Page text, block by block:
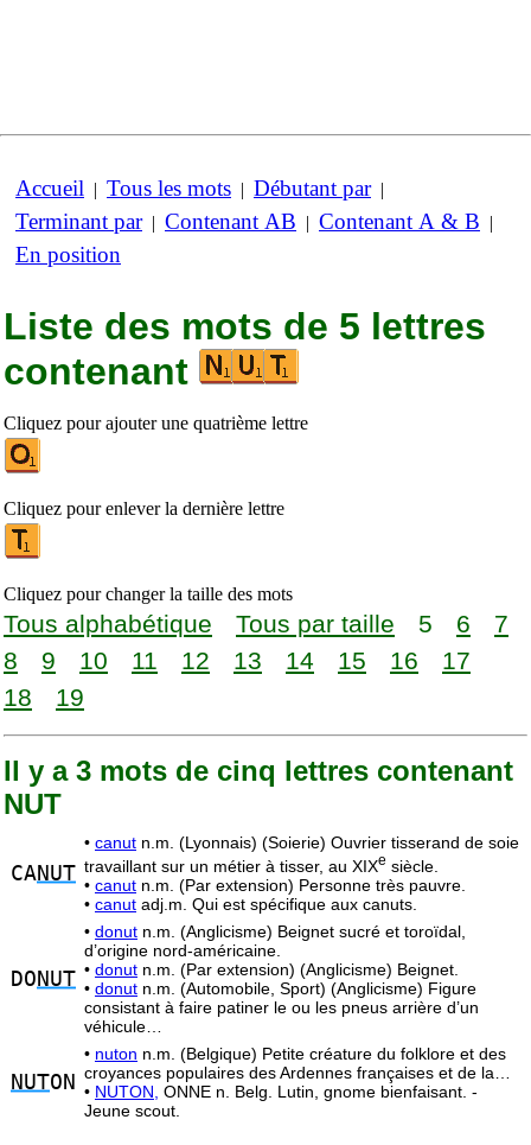
Accueil | Tous les mots | Débutant par|
Terminant par| Contenant AB | Contenant A & B |
En position
Liste des mots de 5 lettres
contenant
Cliquez pour ajouter une quatrième lettre
Cliquez pour enlever la dernière lettre
Cliquez pour changer la taille des mots
Tous alphabétique Tous par taille 5 6
7
8
9 10 11 12 13 14 15 16
17
18
19
Il y a 3 mots de cinq lettres contenant
NUT
CANUT
• canut n.m. (Lyonnais) (Soierie) Ouvrier tisserand de soie
travaillant sur un métier à tisser, au XIXe siècle.
• canut n.m. (Par extension) Personne très pauvre.
• canut adj.m. Qui est spécifique aux canuts.
DO NUT
• donut n.m. (Anglicisme) Beignet sucré et toroïdal,
d’origine nord-américaine.
• donut n.m. (Par extension) (Anglicisme) Beignet.
• donut n.m. (Automobile, Sport) (Anglicisme) Figure
consistant à faire patiner le ou les pneus arrière d’un
véhicule…
NUTON
• nuton n.m. (Belgique) Petite créature du folklore et des
croyances populaires des Ardennes françaises et de la…
• NUTON, ONNE n. Belg. Lutin, gnome bienfaisant. -
Jeune scout.